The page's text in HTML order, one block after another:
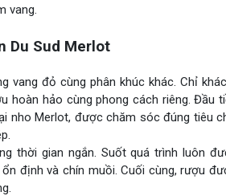
vang.
Du Sud Merlot
vang đỏ cùng phân khúc khác. Chỉ
hoàn hảo cùng phong cách riêng. Đầu
nho Merlot, được chăm sóc đúng tiêu
thời gian ngắn. Suốt quá trình luôn
định và chín muồi. Cuối cùng, rượu